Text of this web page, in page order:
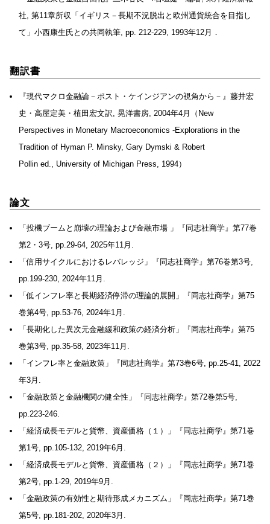
社, 第11章所収「イギリス－長期不況脱出と欧州通貨統合を目指し
て」小西康生氏との共同執筆, pp. 212-229, 1993年12月．
翻訳書
『現代マクロ金融論－ポスト・ケインジアンの視角から－』藤井宏
史・高屋定美・植田宏文訳, 晃洋書房, 2004年4月（New
Perspectives in Monetary Macroeconomics -Explorations in the
Tradition of Hyman P. Minsky, Gary Dymski & Robert
Pollin ed., University of Michigan Press, 1994）
論文
「投機ブームと崩壊の理論および金融市場 」『同志社商学』第77巻
第2・3号, pp.29-64, 2025年11月.
「信用サイクルにおけるレバレッジ」『同志社商学』第76巻第3号,
pp.199-230, 2024年11月.
「低インフレ率と長期経済停滞の理論的展開」『同志社商学』第75
巻第4号, pp.53-76, 2024年1月.
「長期化した異次元金融緩和政策の経済分析」『同志社商学』第75
巻第3号, pp.35-58, 2023年11月.
「インフレ率と金融政策」『同志社商学』第73巻6号, pp.25-41, 2022
年3月.
「金融政策と金融機関の健全性」『同志社商学』第72巻第5号,
pp.223-246.
「経済成長モデルと貨幣、資産価格（１）」『同志社商学』第71巻
第1号, pp.105-132, 2019年6月.
「経済成長モデルと貨幣、資産価格（２）」『同志社商学』第71巻
第2号, pp.1-29, 2019年9月.
「金融政策の有効性と期待形成メカニズム」『同志社商学』第71巻
第5号, pp.181-202, 2020年3月.